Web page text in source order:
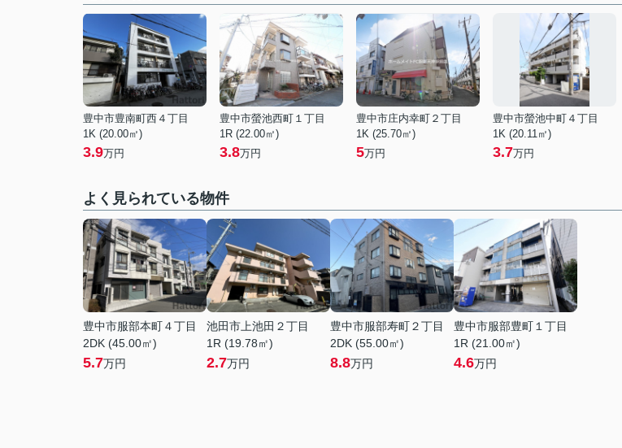
豊中市豊南町西４丁目
1K (20.00㎡)
3.9万円
豊中市螢池西町１丁目
1R (22.00㎡)
3.8万円
豊中市庄内幸町２丁目
1K (25.70㎡)
5万円
豊中市螢池中町４丁目
1K (20.11㎡)
3.7万円
よく見られている物件
豊中市服部本町４丁目
2DK (45.00㎡)
5.7万円
池田市上池田２丁目
1R (19.78㎡)
2.7万円
豊中市服部寿町２丁目
2DK (55.00㎡)
8.8万円
豊中市服部豊町１丁目
1R (21.00㎡)
4.6万円